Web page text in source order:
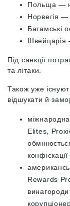
Польща —
Норвегія
Багамські
Швейцарія
Під санкції
та літаки.
Також уже
відшукати й
Elites,
конфіскації
Rewards